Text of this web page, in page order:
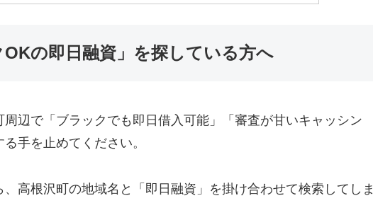
の即日融資」を探している方へ
辺で「ブラックでも即日借入可能」「審査が甘いキャッシン
手を止めてください。
高根沢町の地域名と「即日融資」を掛け合わせて検索してしま